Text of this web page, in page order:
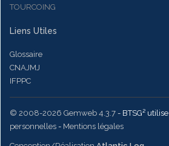
TOURCOING
Liens Utiles
Glossaire
CNAJMJ
IFPPC
© 2008-2026 Gemweb 4.3.7 - BTSG² utilise
personnelles - Mentions légales